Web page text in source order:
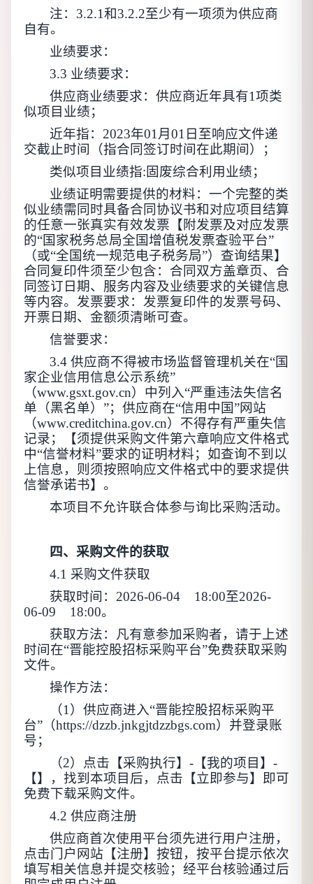
注： 3.2.1和3.2.2至少有一项须为供应商
自有。
业绩要求：
3.3 业绩要求：
供应商业绩要求：供应商近年具有1项类
似项目业绩；
近年指： 2023年01月01日至响应文件递
交截止时间（指合同签订时间在此期间）；
类似项目业绩指:固废综合利用业绩；
业绩证明需要提供的材料：一个完整的类
似业绩需同时具备合同协议书和对应项目结算
的任意一张真实有效发票【附发票及对应发票
的“国家税务总局全国增值税发票查验平台”
（或“全国统一规范电子税务局”）查询结果】
合同复印件须至少包含：合同双方盖章页、合
同签订日期、 服务内容及业绩要求的关键信息
等内容。发票要求：发票复印件的发票号码、
开票日期、金额须清晰可查。
信誉要求：
3.4供应商不得被市场监督管理机关在“国
家企业信用信息公示系统”
（www.gsxt.gov.cn）中列入“严重违法失信名
单（黑名单）”；供应商在“信用中国”网站
（www.creditchina.gov.cn）不得存有严重失信
记录；【须提供采购文件第六章响应文件格式
中“信誉材料”要求的证明材料；如查询不到以
上信息，则须按照响应文件格式中的要求提供
信誉承诺书】。
本项目不允许联合体参与询比采购活动。
四、采购文件的获取
4.1 采购文件获取
获取时间： 2026-06-04
18:00至2026-
06-09
18:00。
获取方法：凡有意参加采购者，请于上述
时间在“晋能控股招标采购平台”免费获取采购
文件。
操作方法：
（1）供应商进入“晋能控股招标采购平
台”（https://dzzb.jnkgjtdzzbgs.com）并登录账
号；
（2）点击【采购执行】-【我的项目】-
【】，找到本项目后，点击【立即参与】即可
免费下载采购文件。
4.2 供应商注册
供应商首次使用平台须先进行用户注册，
点击门户网站【注册】按钮，按平台提示依次
填写相关信息并提交核验；经平台核验通过后